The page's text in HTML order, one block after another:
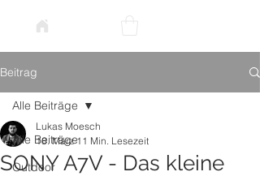
Beitrag
Alle Beiträge
Outdoor
Alle Beiträge
SONY A7V - Das kleine
Lukas Moesch
18. März 11 Min. Lesezeit